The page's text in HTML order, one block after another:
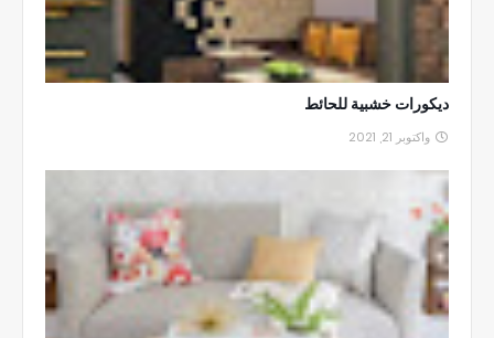
ديكورات خشبية للحائط
واكتوبر 21, 2021